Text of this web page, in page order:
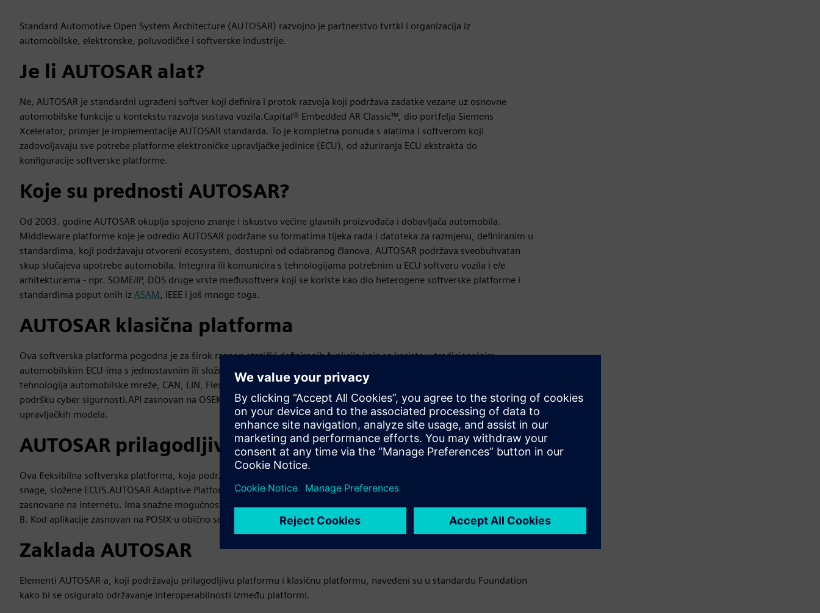
Standard Automotive Open System Architecture (AUTOSAR) razvojno je partnerstvo tvrtki i organizacija iz
automobilske, elektronske, poluvodičke i softverske industrije.
Je li AUTOSAR alat?
Ne, AUTOSAR je standardni ugrađeni softver koji definira i protok razvoja koji podržava zadatke vezane uz osnovne
automobilske funkcije u kontekstu razvoja sustava vozila.Capital® Embedded AR Classic™, dio portfelja Siemens
Xcelerator, primjer je implementacije AUTOSAR standarda. To je kompletna ponuda s alatima i softverom koji
zadovoljavaju sve potrebe platforme elektroničke upravljačke jedinice (ECU), od ažuriranja ECU ekstrakta do
konfiguracije softverske platforme.
Koje su prednosti AUTOSAR?
Od 2003. godine AUTOSAR okuplja spojeno znanje i iskustvo većine glavnih proizvođača i dobavljača automobila.
Middleware platforme koje je odredio AUTOSAR podržane su formatima tijeka rada i datoteka za razmjenu, definiranim u
standardima, koji podržavaju otvoreni ecosystem, dostupni od odabranog članova. AUTOSAR podržava sveobuhvatan
skup slučajeva upotrebe automobila. Integrira ili komunicira s tehnologijama potrebnim u ECU softveru vozila i e/e
arhitekturama - npr. SOME/IP, DDS druge vrste međusoftvera koji se koriste kao dio heterogene softverske platforme i
standardima poput onih iz ASAM, IEEE i još mnogo toga.
AUTOSAR klasična platforma
Ova softverska platforma pogodna je za širok raspon statički definiranih funkcija koje se koriste u tradicionalnim
automobilskim ECU-ima s jednostavnim ili složenim funkcijama. Arhitektura AUTOSAR Classic Platform podržava niz
tehnologija automobilske mreže, CAN, LIN, FlexRay i Ethernet i funkcionalnu sigurnost do ASIL D. Može se proširiti na
podršku cyber sigurnosti.API zasnovan na OSEK-u, obično u C, aplikacijski kod - C ili C ++ - se generira inženjerstvom
upravljačkih modela.
AUTOSAR prilagodljiva platforma
Ova fleksibilna softverska platforma, koja podržava funkcije i ažuriranja tipa aplikacije, pogodna je za velike računalne
snage, složene ECUS.AUTOSAR Adaptive Platform podržava komunikaciju i arhitekture orijentirane na usluge, IP
zasnovane na internetu. Ima snažne mogućnosti kibernetičke sigurnosti i trenutno podržava funkcionalnu sigurnost ASIL
B. Kod aplikacije zasnovan na POSIX-u obično se piše na jeziku C ++.
Zaklada AUTOSAR
Elementi AUTOSAR-a, koji podržavaju prilagodljivu platformu i klasičnu platformu, navedeni su u standardu Foundation
kako bi se osiguralo održavanje interoperabilnosti između platformi.